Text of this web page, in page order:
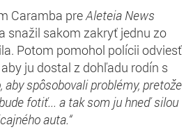
Caramba preAleteia News
snažil sakom zakryť jednu zo
Potom pomohol polícii odviesť
ju dostal z dohľadu rodín s
abyspôsobovaliproblémy, pretože
fotiť... a tak somjuhneďsilou
auta.“